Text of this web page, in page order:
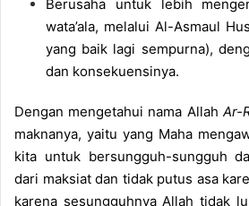
Berusaha untuk lebih
wata’ala, melalui Al-Asmaul
yang baik lagi sempurna),
dan konsekuensinya.
Dengan mengetahui nama Allah Ar-
maknanya, yaitu yang Maha
kita untuk bersungguh-sungguh
dari maksiat dan tidak putus asa
karena sesungguhnya Allah tidak